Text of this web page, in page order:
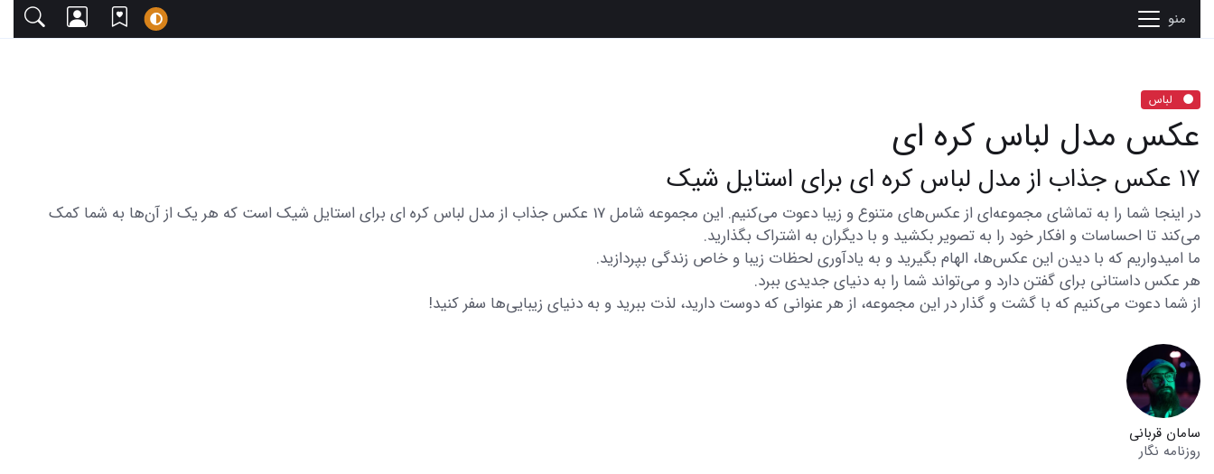
منو
لباس
عکس مدل لباس کره ای
17 عکس جذاب از مدل لباس کره ای برای استایل شیک
در اینجا شما را به تماشای مجموعه‌ای از عکس‌های متنوع و زیبا دعوت می‌کنیم. این مجموعه شامل 17 عکس جذاب از مدل لباس کره ای برای استایل شیک است که هر یک از آن‌ها به شما کمک
می‌کند تا احساسات و افکار خود را به تصویر بکشید و با دیگران به اشتراک بگذارید.
ما امیدواریم که با دیدن این عکس‌ها، الهام بگیرید و به یادآوری لحظات زیبا و خاص زندگی بپردازید.
هر عکس داستانی برای گفتن دارد و می‌تواند شما را به دنیای جدیدی ببرد.
از شما دعوت می‌کنیم که با گشت و گذار در این مجموعه، از هر عنوانی که دوست دارید، لذت ببرید و به دنیای زیبایی‌ها سفر کنید!
سامان قربانی
روزنامه نگار